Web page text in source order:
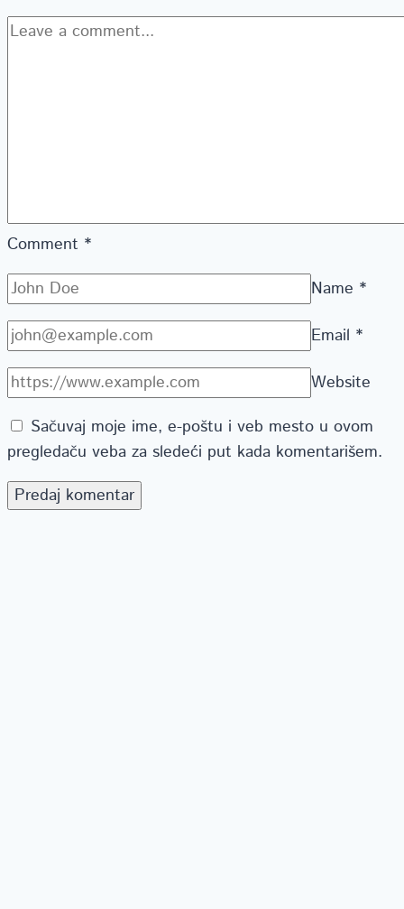
Comment *
Name *
Email *
Website
Sačuvaj moje ime, e-poštu i veb mesto u ovom
pregledaču veba za sledeći put kada komentarišem.